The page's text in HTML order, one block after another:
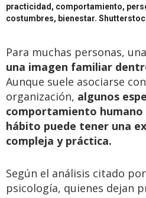
practicidad, comportamiento,
costumbres, bienestar.
Para muchas personas,
una imagen familiar
Aunque suele asociarse
organización, algunos
comportamiento humano
hábito puede tener una
compleja y práctica.
Según el análisis citado
psicología, quienes dejan